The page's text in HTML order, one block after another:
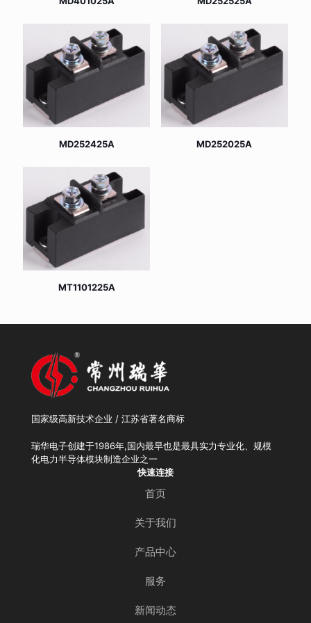
MD252425A MD252025A
MT1101225A
国家级高新技术企业 / 江苏省著名商标
瑞华电子创建于1986年,国内最早也是最具实力专业化、规模
化电力半导体模块制造企业之一
快速连接
首页
关于我们
产品中心
服务
新闻动态